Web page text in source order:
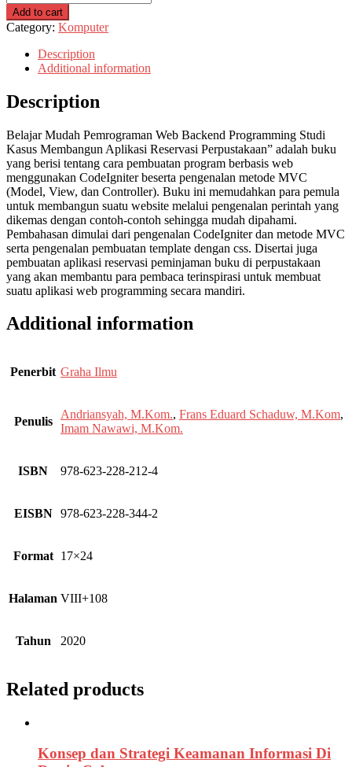
Add to cart
Category: Komputer
Description
Additional information
Description
Belajar Mudah Pemrograman Web Backend Programming Studi
Kasus Membangun Aplikasi Reservasi Perpustakaan” adalah buku
yang berisi tentang cara pembuatan program berbasis web
menggunakan CodeIgniter beserta pengenalan metode MVC
(Model, View, dan Controller). Buku ini memudahkan para pemula
untuk membangun suatu website melalui pengenalan perintah yang
dikemas dengan contoh-contoh sehingga mudah dipahami.
Pembahasan dimulai dari pengenalan CodeIgniter dan metode MVC
serta pengenalan pembuatan template dengan css. Disertai juga
pembuatan aplikasi reservasi peminjaman buku di perpustakaan
yang akan membantu para pembaca terinspirasi untuk membuat
suatu aplikasi web programming secara mandiri.
Additional information
Penerbit Graha Ilmu
Penulis
Andriansyah, M.Kom., Frans Eduard Schaduw, M.Kom,
Imam Nawawi, M.Kom.
ISBN 978-623-228-212-4
EISBN 978-623-228-344-2
Format 17×24
Halaman VIII+108
Tahun 2020
Related products
Konsep dan Strategi Keamanan Informasi Di